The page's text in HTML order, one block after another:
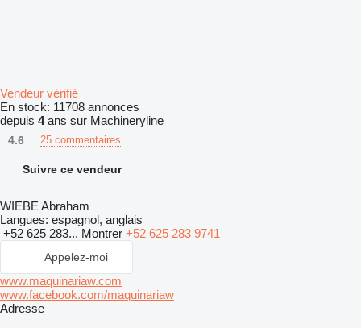
Vendeur vérifié
En stock: 11708 annonces
depuis 4ans sur Machineryline
4.6 25 commentaires
Suivre ce vendeur
WIEBE Abraham
Langues: espagnol, anglais
+52 625 283... Montrer +52 625 283 9741
Appelez-moi
www.maquinariaw.com
www.facebook.com/maquinariaw
Adresse